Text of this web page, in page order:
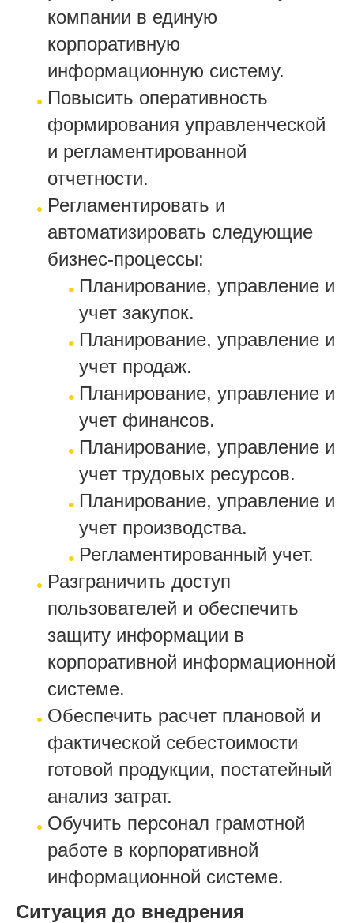
компании в единую
корпоративную
информационную систему.
Повысить оперативность
формирования управленческой
и регламентированной
отчетности.
Регламентировать и
автоматизировать следующие
бизнес-процессы:
Планирование, управление и
учет закупок.
Планирование, управление и
учет продаж.
Планирование, управление и
учет финансов.
Планирование, управление и
учет трудовых ресурсов.
Планирование, управление и
учет производства.
Регламентированный учет.
Разграничить доступ
пользователей и обеспечить
защиту информации в
корпоративной информационной
системе.
Обеспечить расчет плановой и
фактической себестоимости
готовой продукции, постатейный
анализ затрат.
Обучить персонал грамотной
работе в корпоративной
информационной системе.
Ситуация до внедрения